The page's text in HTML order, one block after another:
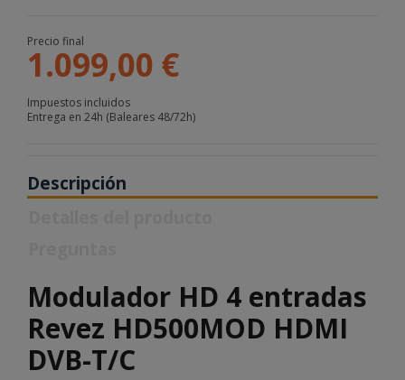
Precio final
1.099,00 €
Impuestos incluidos
Entrega en 24h (Baleares 48/72h)
Descripción
Modulador HD 4 entradas
Revez HD500MOD HDMI
DVB-T/C